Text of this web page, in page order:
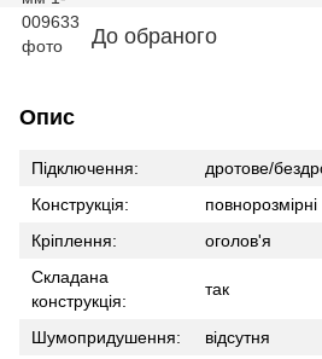
До обраного
Опис
Підключення:
дротове/
Конструкція:
повнорозмірні
Кріплення:
оголов'я
Складана
конструкція:
так
Шумопридушення:
відсутня